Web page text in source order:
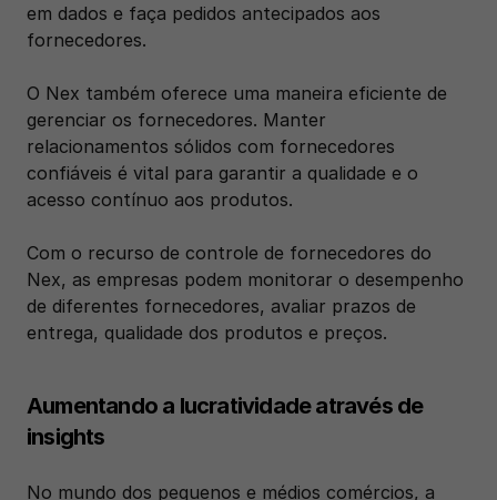
em dados e faça pedidos antecipados aos
fornecedores.
O Nex também oferece uma maneira eficiente de
gerenciar os fornecedores. Manter
relacionamentos sólidos com fornecedores
confiáveis é vital para garantir a qualidade e o
acesso contínuo aos produtos.
Com o recurso de controle de fornecedores do
Nex, as empresas podem monitorar o desempenho
de diferentes fornecedores, avaliar prazos de
entrega, qualidade dos produtos e preços.
Aumentando a lucratividade através de
insights
No mundo dos pequenos e médios comércios, a